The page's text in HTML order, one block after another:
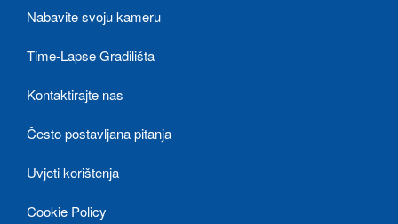
Nabavite svoju kameru
Time-Lapse Gradilišta
Kontaktirajte nas
Često postavljana pitanja
Uvjeti korištenja
Cookie Policy